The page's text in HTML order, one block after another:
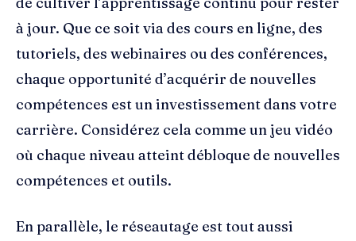
à jour. Que ce soit via des cours en ligne, des
tutoriels, des webinaires ou des conférences,
chaque opportunité d’acquérir de nouvelles
compétences est un investissement dans votre
carrière. Considérez cela comme un jeu vidéo
où chaque niveau atteint débloque de nouvelles
compétences et outils.
En parallèle, le réseautage est tout aussi